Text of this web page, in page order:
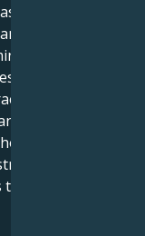
que el Arcángel
por ti y te va
que te ha
de tu lado,
hacia ti a
más en
del espejo
que estás
la suerte